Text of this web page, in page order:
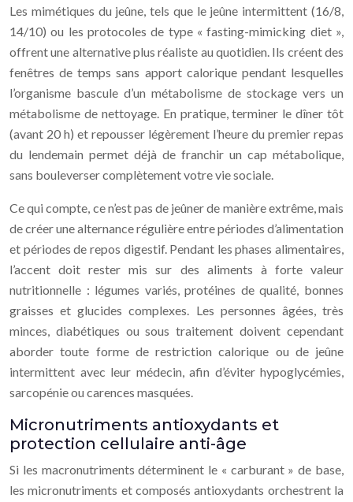
Les mimétiques du jeûne, tels que le jeûne intermittent (16/8,
14/10) ou les protocoles de type « fasting-mimicking diet »,
offrent une alternative plus réaliste au quotidien. Ils créent des
fenêtres de temps sans apport calorique pendant lesquelles
l’organisme bascule d’un métabolisme de stockage vers un
métabolisme de nettoyage. En pratique, terminer le dîner tôt
(avant 20 h) et repousser légèrement l’heure du premier repas
du lendemain permet déjà de franchir un cap métabolique,
sans bouleverser complètement votre vie sociale.
Ce qui compte, ce n’est pas de jeûner de manière extrême, mais
de créer une alternance régulière entre périodes d’alimentation
et périodes de repos digestif. Pendant les phases alimentaires,
l’accent doit rester mis sur des aliments à forte valeur
nutritionnelle : légumes variés, protéines de qualité, bonnes
graisses et glucides complexes. Les personnes âgées, très
minces, diabétiques ou sous traitement doivent cependant
aborder toute forme de restriction calorique ou de jeûne
intermittent avec leur médecin, afin d’éviter hypoglycémies,
sarcopénie ou carences masquées.
Micronutriments antioxydants et
protection cellulaire anti-âge
Si les macronutriments déterminent le « carburant » de base,
les micronutriments et composés antioxydants orchestrent la